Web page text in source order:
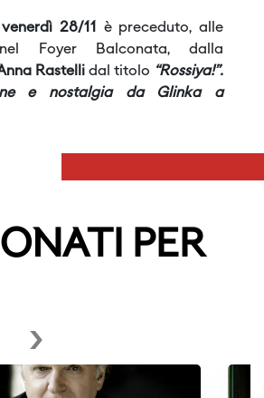
venerdì 28/11
è preceduto, alle
Foyer Balconata, dalla
Rastelli dal titolo “Rossiya!”.
e nostalgia da Glinka a
PER